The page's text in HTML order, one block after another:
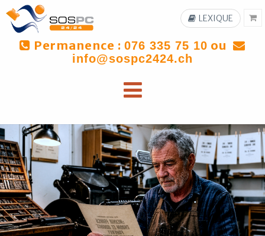
Permanence : 076 335 75 10 ou
info@sospc2424.ch
LEXIQUE